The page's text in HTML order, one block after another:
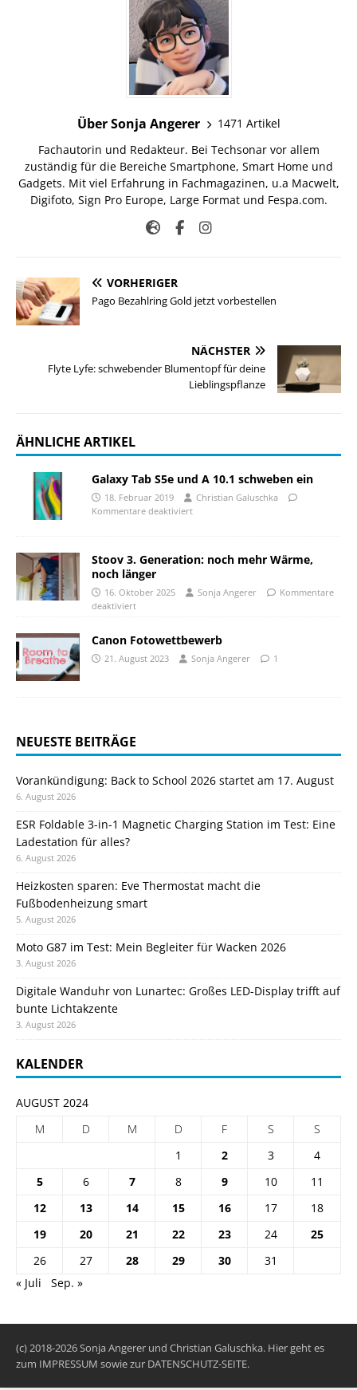
Über Sonja Angerer
1471 Artikel
Fachautorin und Redakteur. Bei Techsonar vor allem
zuständig für die Bereiche Smartphone, Smart Home und
Gadgets. Mit viel Erfahrung in Fachmagazinen, u.a Macwelt,
Digifoto, Sign Pro Europe, Large Format und Fespa.com.
VORHERIGER
Pago Bezahlring Gold jetzt vorbestellen
NÄCHSTER
Flyte Lyfe: schwebender Blumentopf für deine
Lieblingspflanze
ÄHNLICHE ARTIKEL
Galaxy Tab S5e und A 10.1 schweben ein
18. Februar 2019
Christian Galuschka
Kommentare deaktiviert
Stoov 3. Generation: noch mehr Wärme,
noch länger
16. Oktober 2025 Sonja Angerer
Kommentare
deaktiviert
Canon Fotowettbewerb
21. August 2023 Sonja Angerer 1
NEUESTE BEITRÄGE
Vorankündigung: Back to School 2026 startet am 17. August
6. August 2026
ESR Foldable 3-in-1 Magnetic Charging Station im Test: Eine
Ladestation für alles?
6. August 2026
Heizkosten sparen: Eve Thermostat macht die
Fußbodenheizung smart
5. August 2026
Moto G87 im Test: Mein Begleiter für Wacken 2026
3. August 2026
Digitale Wanduhr von Lunartec: Großes LED-Display trifft auf
bunte Lichtakzente
3. August 2026
KALENDER
AUGUST 2024
M
D M D F S
S
1
2 3
4
5
6 7 8 9 10
11
12
13 14 15 16 17
18
19
20 21 22 23 24
25
26
27 28 29 30
31
« Juli
Sep. »
(c) 2018-2026 Sonja Angerer und Christian Galuschka. Hier geht es
zum IMPRESSUM sowie zur DATENSCHUTZ-SEITE.